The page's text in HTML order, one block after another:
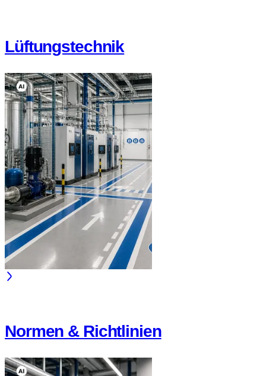
Lüftungstechnik
Normen & Richtlinien